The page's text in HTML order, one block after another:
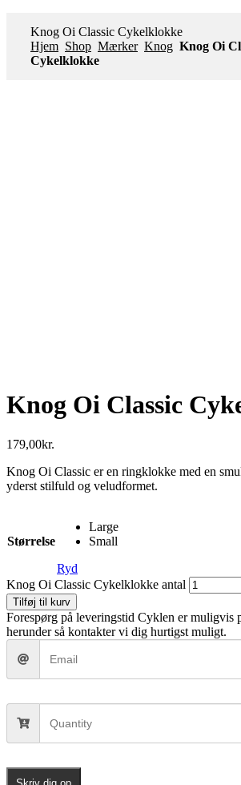
Knog Oi Classic Cykelklokke
Hjem Shop Mærker Knog Knog Oi
Cykelklokke
Knog Oi Classic
179,00kr.
Knog Oi Classic er en ringklokke med en
yderst stilfuld og veludformet.
Størrelse
Large
Small
Ryd
Knog Oi Classic Cykelklokke antal
Tilføj til kurv
Forespørg på leveringstid Cyklen er muligvis
herunder så kontakter vi dig hurtigst muligt.